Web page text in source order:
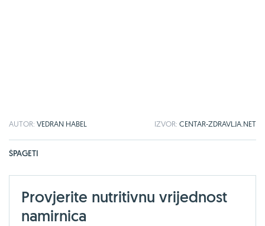
AUTOR: VEDRAN HABEL IZVOR: CENTAR-ZDRAVLJA.NET
ŠPAGETI
Provjerite nutritivnu vrijednost
namirnica